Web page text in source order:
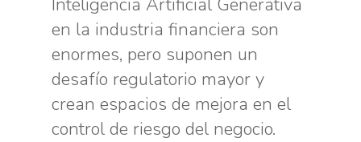
Inteligencia Artificial Generativa
en la industria financiera son
enormes, pero suponen un
desafío regulatorio mayor y
crean espacios de mejora en el
control de riesgo del negocio.